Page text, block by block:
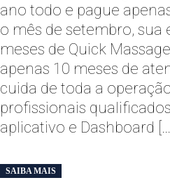
ano todo e pague
o mês de setembro, sua
meses de Quick
apenas 10 meses de
cuida de toda a
profissionais
aplicativo e Dashboard […]
SAIBA MAIS